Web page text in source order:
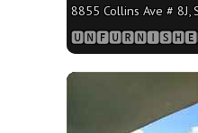
8855 Collins Ave #
🆄🅽🅵🆄🆁🅽🅸🆂🅷🅴🅳